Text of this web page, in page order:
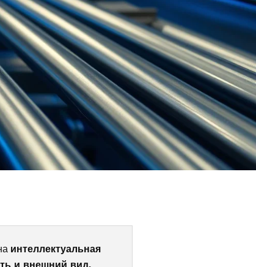
интеллектуальная
и внешний вид.